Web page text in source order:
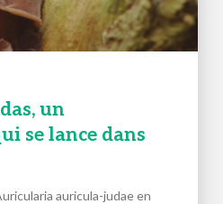
un
se lance dans
auricula-judae en